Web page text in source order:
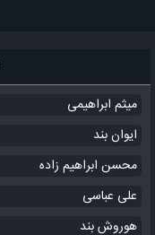
میثم ابراهیمی
ایوان بند
محسن ابراهیم زاده
علی عباسی
هوروش بند